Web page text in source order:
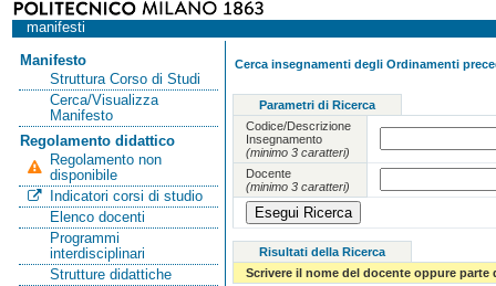
manifesti
Manifesto
Struttura Corso di Studi
Cerca/Visualizza
Manifesto
Regolamento didattico
Regolamento non
disponibile
Indicatori corsi di studio
Elenco docenti
Programmi
interdisciplinari
Strutture didattiche
Cerca insegnamenti degli Ordinamenti
Parametri di Ricerca
Codice/Descrizione
Insegnamento
(minimo 3 caratteri)
Docente
(minimo 3 caratteri)
Risultati della Ricerca
Scrivere il nome del docente oppure